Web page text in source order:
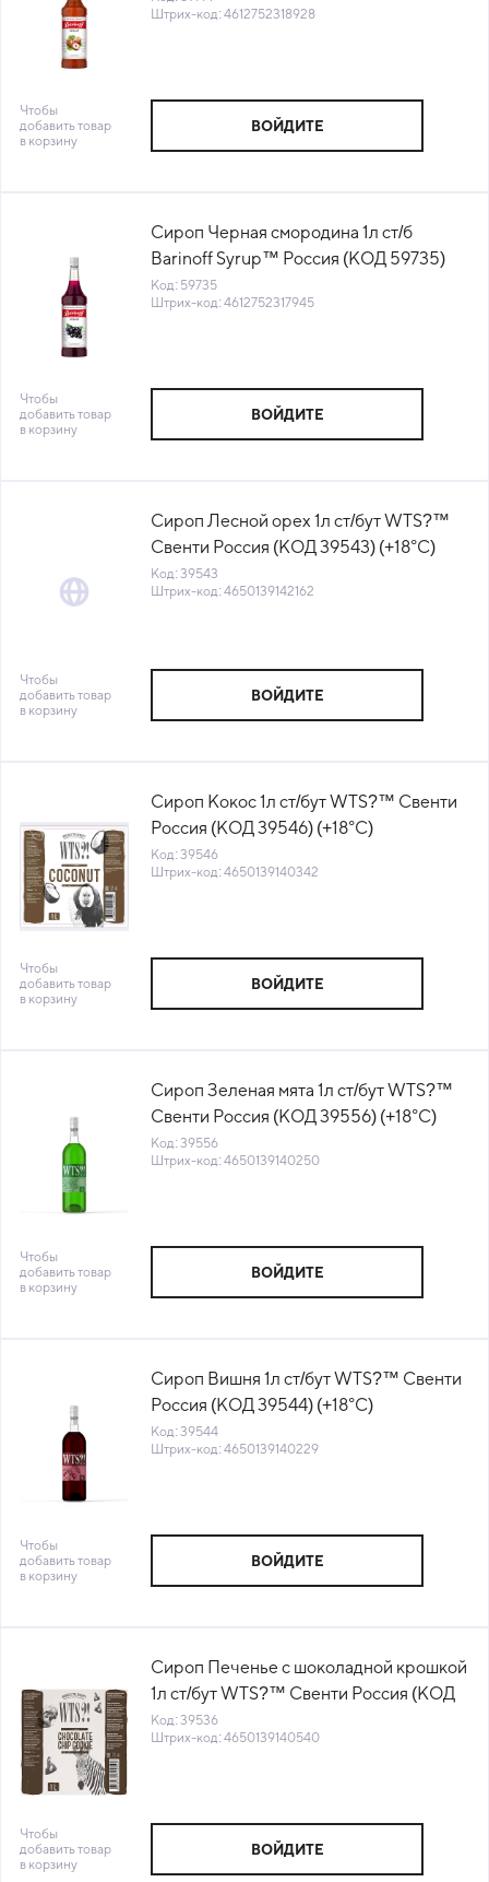
Штрих-код: 4612752318928
Чтобы
добавить товар
в корзину
ВОЙДИТЕ
Сироп Черная смородина 1л ст/б
Barinoff Syrup™ Россия (КОД 59735)
(+18°С)
Код: 59735
Штрих-код: 4612752317945
Чтобы
добавить товар
в корзину
ВОЙДИТЕ
Сироп Лесной орех 1л ст/бут WTS?™
Свенти Россия (КОД 39543) (+18°С)
Код: 39543
Штрих-код: 4650139142162
Чтобы
добавить товар
в корзину
ВОЙДИТЕ
Сироп Кокос 1л ст/бут WTS?™ Свенти
Россия (КОД 39546) (+18°С)
Код: 39546
Штрих-код: 4650139140342
Чтобы
добавить товар
в корзину
ВОЙДИТЕ
Сироп Зеленая мята 1л ст/бут WTS?™
Свенти Россия (КОД 39556) (+18°С)
Код: 39556
Штрих-код: 4650139140250
Чтобы
добавить товар
в корзину
ВОЙДИТЕ
Сироп Вишня 1л ст/бут WTS?™ Свенти
Россия (КОД 39544) (+18°С)
Код: 39544
Штрих-код: 4650139140229
Чтобы
добавить товар
в корзину
ВОЙДИТЕ
Сироп Печенье с шоколадной крошкой
1л ст/бут WTS?™ Свенти Россия (КОД
39536) (+18°С)
Код: 39536
Штрих-код: 4650139140540
Чтобы
добавить товар
в корзину
ВОЙДИТЕ